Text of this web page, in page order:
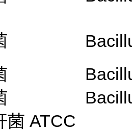
菌 ATCC